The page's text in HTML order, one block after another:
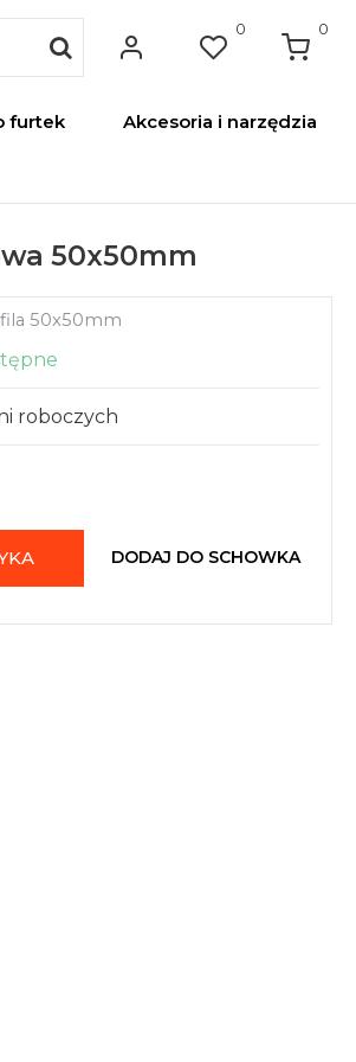
0 0
furtek Akcesoria i narzędzia
50x50mm
50x50mm
roboczych
DODAJ DO SCHOWKA